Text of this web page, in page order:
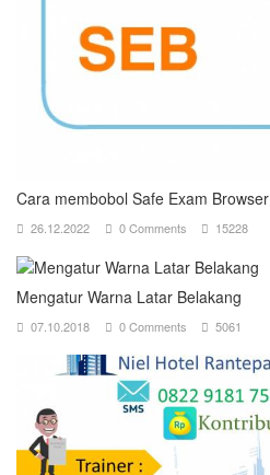
Cara membobol Safe Exam Browser
26.12.2022 0 Comments 15228
Mengatur Warna Latar Belakang
07.10.2018 0 Comments 5061